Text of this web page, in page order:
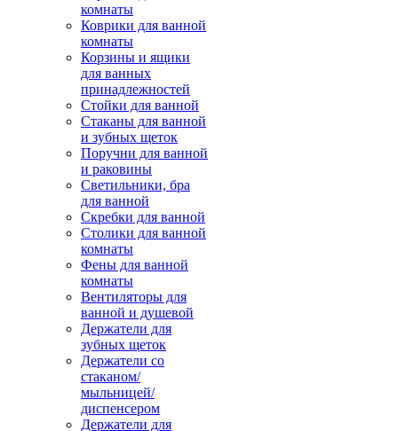
комнаты
Коврики для ванной
комнаты
Корзины и ящики
для ванных
принадлежностей
Стойки для ванной
Стаканы для ванной
и зубных щеток
Поручни для ванной
и раковины
Светильники, бра
для ванной
Скребки для ванной
Столики для ванной
комнаты
Фены для ванной
комнаты
Вентиляторы для
ванной и душевой
Держатели для
зубных щеток
Держатели со
стаканом/
мыльницей/
диспенсером
Держатели для